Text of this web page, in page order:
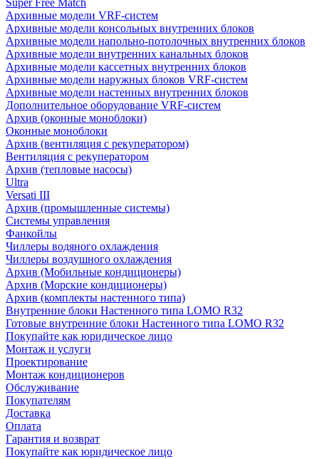
Super Free Match
Архивные модели VRF-систем
Архивные модели консольных внутренних блоков
Архивные модели напольно-потолочных внутренних блоков
Архивные модели внутренних канальных блоков
Архивные модели кассетных внутренних блоков
Архивные модели наружных блоков VRF-систем
Архивные модели настенных внутренних блоков
Дополнительное оборудование VRF-систем
Архив (оконные моноблоки)
Оконные моноблоки
Архив (вентиляция с рекуператором)
Вентиляция с рекуператором
Архив (тепловые насосы)
Ultra
Versati III
Архив (промышленные системы)
Системы управления
Фанкойлы
Чиллеры водяного охлаждения
Чиллеры воздушного охлаждения
Архив (Мобильные кондиционеры)
Архив (Морские кондиционеры)
Архив (комплекты настенного типа)
Внутренние блоки Настенного типа LOMO R32
Готовые внутренние блоки Настенного типа LOMO R32
Покупайте как юридическое лицо
Монтаж и услуги
Проектирование
Монтаж кондиционеров
Обслуживание
Покупателям
Доставка
Оплата
Гарантия и возврат
Покупайте как юридическое лицо